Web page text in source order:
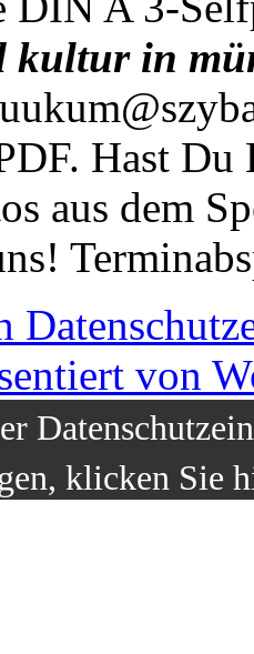
kultur in
Hast Du
aus dem
von
klicken Sie